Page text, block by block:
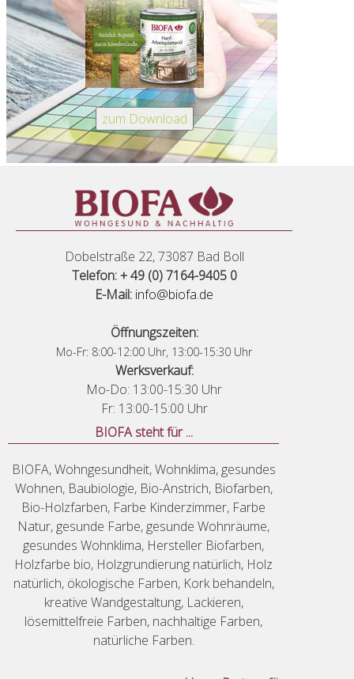
Dobelstraße 22, 73087 Bad Boll
Telefon: + 49 (0) 7164-9405 0
E-Mail: info@biofa.de
Öffnungszeiten:
Mo-Fr: 8:00-12:00 Uhr, 13:00-15:30 Uhr
Werksverkauf:
Mo-Do: 13:00-15:30 Uhr
Fr: 13:00-15:00 Uhr
BIOFA steht für ...
BIOFA, Wohngesundheit, Wohnklima, gesundes
Wohnen, Baubiologie, Bio-Anstrich, Biofarben,
Bio-Holzfarben, Farbe Kinderzimmer, Farbe
Natur, gesunde Farbe, gesunde Wohnräume,
gesundes Wohnklima, Hersteller Biofarben,
Holzfarbe bio, Holzgrundierung natürlich, Holz
natürlich, ökologische Farben, Kork behandeln,
kreative Wandgestaltung, Lackieren,
lösemittelfreie Farben, nachhaltige Farben,
natürliche Farben.